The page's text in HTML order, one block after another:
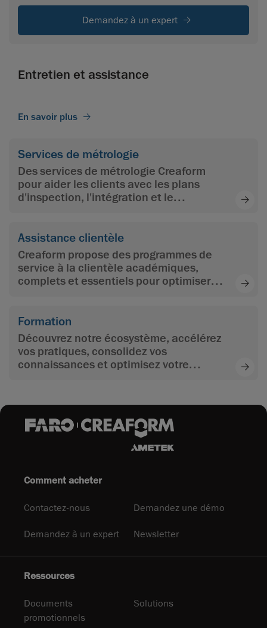
Demandez à un expert
Entretien et assistance
En savoir plus
Services de métrologie
Des services de métrologie Creaform
pour aider les clients avec les plans
d'inspection, l'intégration et le
Assistance clientèle
Creaform propose des programmes de
service à la clientèle académiques,
complets et essentiels pour optimiser
Formation
Découvrez notre écosystème, accélérez
vos pratiques, consolidez vos
connaissances et optimisez votre
Creaform
Comment acheter
Contactez-nous Demandez une démo
Demandez à un expert Newsletter
Ressources
Documents
promotionnels
Solutions